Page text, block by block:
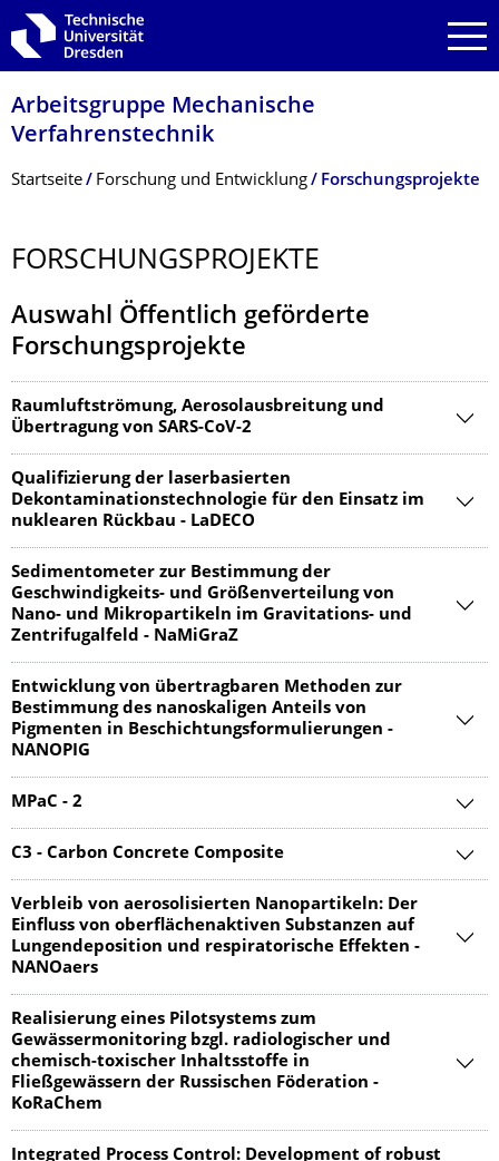
Zur Hauptnavigation springen
Zur Suche springen
Zum Inhalt springen
Arbeitsgruppe Mechanische
Verfahrenstechnik
Breadcrumb-Menü
Startseite Forschung und Entwicklung Forschungsprojekte
FORSCHUNGSPRO­JEKTE
Auswahl Öffentlich geförderte
Forschungsprojekte
Raumluftströmung, Aerosolausbreitung und
Übertragung von SARS-CoV-2
Qualifizierung der laserbasierten
Dekontaminationstechnologie für den Einsatz im
nuklearen Rückbau - LaDECO
Sedimentometer zur Bestimmung der
Geschwindigkeits- und Größenverteilung von
Nano- und Mikropartikeln im Gravitations- und
Zentrifugalfeld - NaMiGraZ
Entwicklung von übertragbaren Methoden zur
Bestimmung des nanoskaligen Anteils von
Pigmenten in Beschichtungsformulierungen -
NANOPIG
MPaC - 2
C3 - Carbon Concrete Composite
Verbleib von aerosolisierten Nanopartikeln: Der
Einfluss von oberflächenaktiven Substanzen auf
Lungendeposition und respiratorische Effekten -
NANOaers
Realisierung eines Pilotsystems zum
Gewässermonitoring bzgl. radiologischer und
chemisch-toxischer Inhaltsstoffe in
Fließgewässern der Russischen Föderation -
KoRaChem
Integrated Process Control: Development of robust